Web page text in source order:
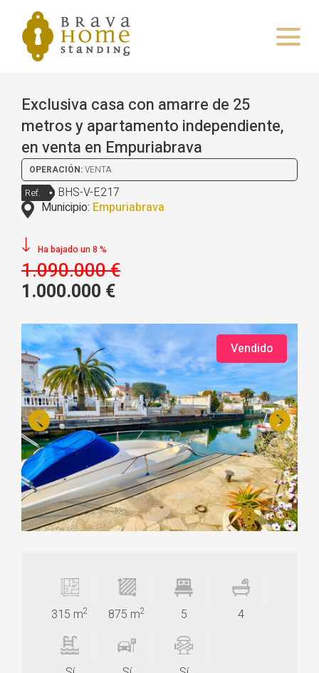
Exclusiva casa con amarre de 25
metros y apartamento independiente,
en venta en Empuriabrava
OPERACIÓN:VENTA
Ref.
BHS-V-E217
Municipio: Empuriabrava
Ha bajado un 8 %
1.090.000 €
1.000.000 €
Vendido
315 m2 875 m2 5 4